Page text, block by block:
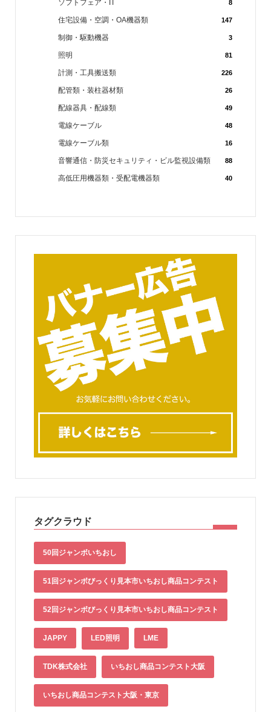
ソフトフェア・IT 8
住宅設備・空調・OA機器類 147
制御・駆動機器 3
照明 81
計測・工具搬送類 226
配管類・装柱器材類 26
配線器具・配線類 49
電線ケーブル 48
電線ケーブル類 16
音響通信・防災セキュリティ・ビル監視設備類 88
高低圧用機器類・受配電機器類 40
タグクラウド
50回ジャンボいちおし
51回ジャンボびっくり見本市いちおし商品コンテスト
52回ジャンボびっくり見本市いちおし商品コンテスト
JAPPY LED照明 LME
TDK株式会社 いちおし商品コンテスト大阪
いちおし商品コンテスト大阪・東京